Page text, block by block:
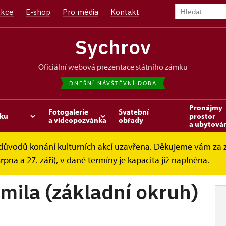
E-shop Pro média Kontakt
Sychrov
oficiální webová prezentace státního zámku
DNEŠNÍ NÁVŠTĚVNÍ DOBA
Fotogalerie
a videopozvánka
Svatební
obřady
Pronájmy
prostor
a
konání kulturních akcí uzavřena. Děkujeme vám
a 27. září), v dané termíny je kapacita již naplněna.
okruhy Zámek knížete Kamila (základní...
(základní okruh)